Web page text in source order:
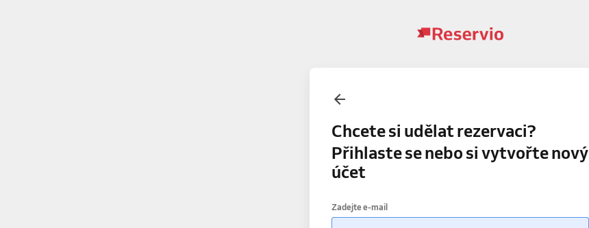
Chcete si udělat rezervaci?
Přihlaste se nebo si vytvořte nový
účet
Zadejte e-mail